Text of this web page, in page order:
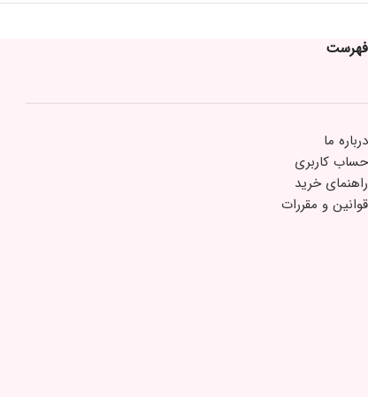
فهرست
درباره ما
حساب کاربری
راهنمای خرید
قوانین و مقررات